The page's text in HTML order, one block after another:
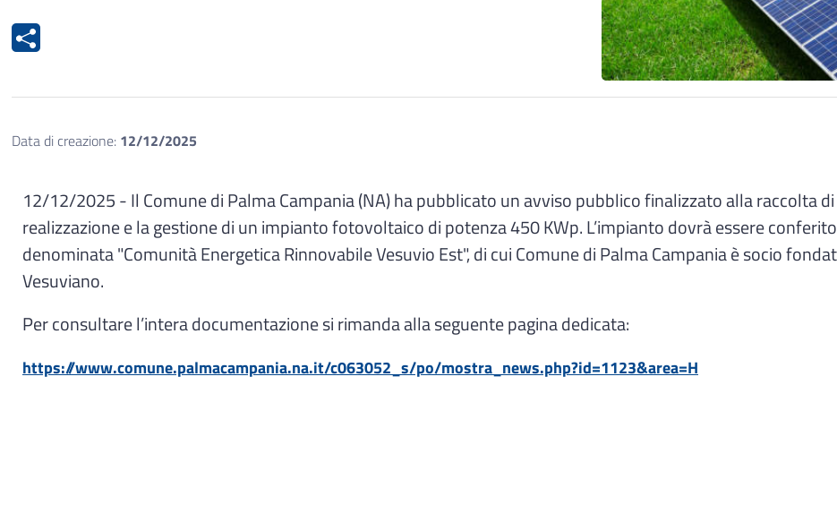
Data di creazione: 12/12/2025
12/12/2025 - Il Comune di Palma Campania (NA) ha pubblicato un avviso pubblico finalizzato alla raccolta
realizzazione e la gestione di un impianto fotovoltaico di potenza 450 KWp. L’impianto dovrà essere
denominata "Comunità Energetica Rinnovabile Vesuvio Est", di cui Comune di Palma Campania è socio
Vesuviano.
Per consultare l’intera documentazione si rimanda alla seguente pagina dedicata:
https://www.comune.palmacampania.na.it/c063052_s/po/mostra_news.php?id=1123&area=H